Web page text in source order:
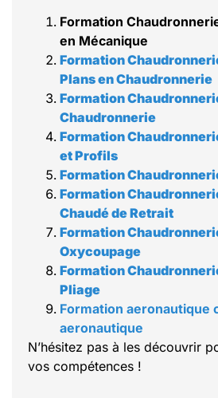
Formation
en Mécanique
Formation
Plans en Chaudronnerie
Formation
Chaudronnerie
Formation
et Profils
Formation
Formation
Chaudé de Retrait
Formation
Oxycoupage
Formation
Pliage
Formation aeronautique
aeronautique
N’hésitez pas à les découvrir
vos compétences !